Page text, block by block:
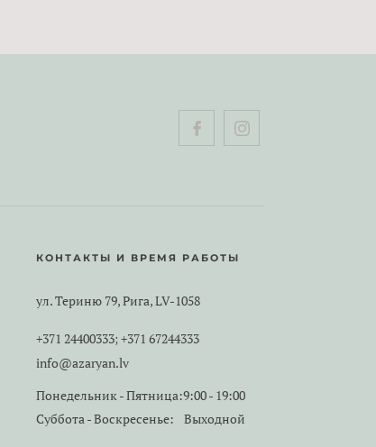
КОНТАКТЫ И ВРЕМЯ РАБОТЫ
ул. Териню 79, Рига, LV-1058
+371 24400333; +371 67244333
info@azaryan.lv
Понедельник - Пятница:9:00 - 19:00
Суббота - Воскресенье:
Выходной